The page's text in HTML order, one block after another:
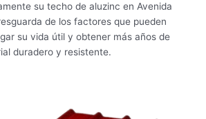
su techo de aluzinc en Avenida
de los factores que pueden
su vida útil y obtener más años de
duradero y resistente.